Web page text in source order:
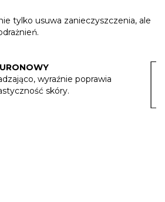
tylko usuwa zanieczyszczenia, ale
wyraźnie poprawia
skóry.